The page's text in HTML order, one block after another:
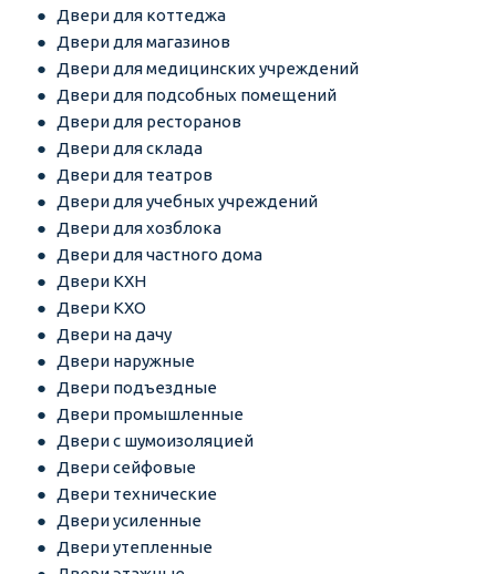
Двери для коттеджа
Двери для магазинов
Двери для медицинских учреждений
Двери для подсобных помещений
Двери для ресторанов
Двери для склада
Двери для театров
Двери для учебных учреждений
Двери для хозблока
Двери для частного дома
Двери КХН
Двери КХО
Двери на дачу
Двери наружные
Двери подъездные
Двери промышленные
Двери с шумоизоляцией
Двери сейфовые
Двери технические
Двери усиленные
Двери утепленные